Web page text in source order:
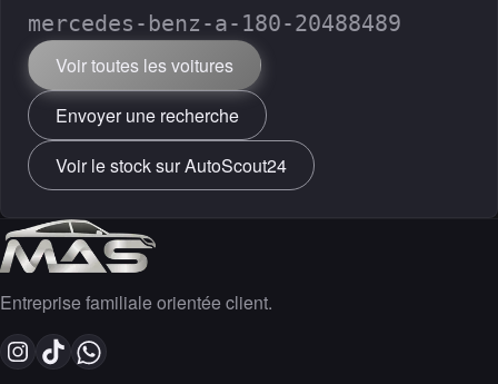
mercedes-benz-a-180-20488489
Voir toutes les voitures
Envoyer une recherche
Voir le stock sur AutoScout24
Entreprise familiale orientée client.